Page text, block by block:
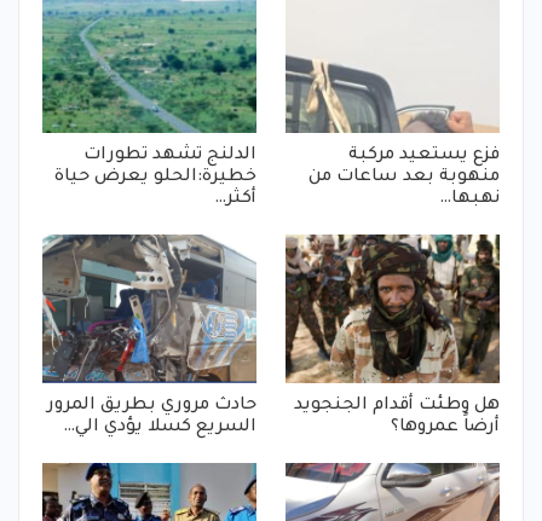
فزع يستعيد مركبة
منهوبة بعد ساعات من
نهبها…
الدلنج تشهد تطورات
خطيرة:الحلو يعرض حياة
أكثر…
هل وطئت أقدام الجنجويد
أرضاً عمروها؟
حادث مروري بطريق المرور
السريع كسلا يؤدي الي…